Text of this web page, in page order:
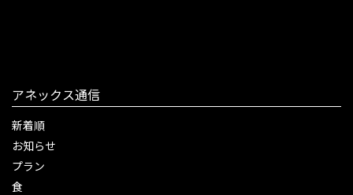
アネックス通信
新着順
お知らせ
プラン
食